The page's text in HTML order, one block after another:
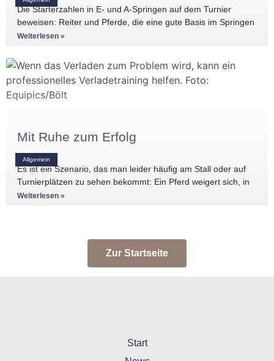
Die Starterzahlen in E- und A-Springen auf dem Turnier
beweisen: Reiter und Pferde, die eine gute Basis im Springen
haben, gibt es
Weiterlesen »
Allgemein
Mit Ruhe zum Erfolg
Es ist ein Szenario, das man leider häufig am Stall oder auf
Turnierplätzen zu sehen bekommt: Ein Pferd weigert sich, in
den Anhänger zu
Weiterlesen »
Zur Startseite
Start